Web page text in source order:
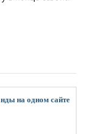
на одном сайте